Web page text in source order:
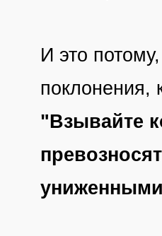
И это
поклонения,
"Взывайте